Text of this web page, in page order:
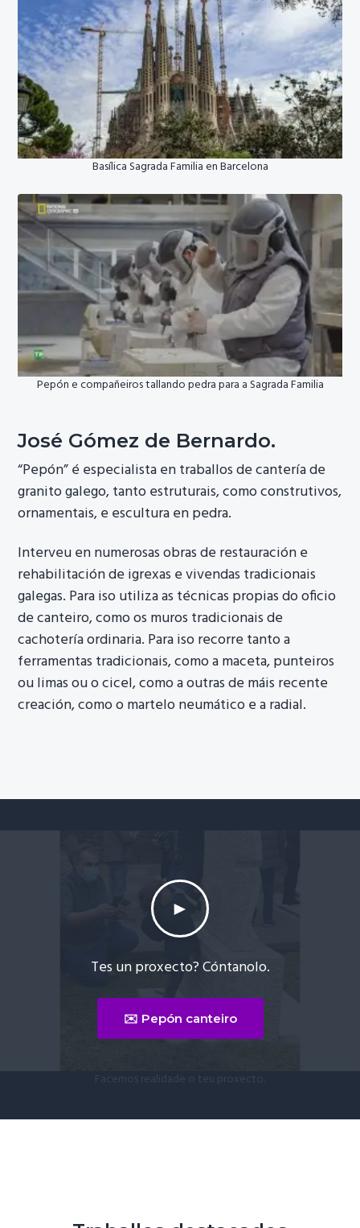
Basílica Sagrada Familia en Barcelona
Pepón e compañeiros tallando pedra para a Sagrada Familia
José Gómez de Bernardo.
“Pepón” é especialista en traballos de cantería de
granito galego, tanto estruturais, como construtivos,
ornamentais, e escultura en pedra.
Interveu en numerosas obras de restauración e
rehabilitación de igrexas e vivendas tradicionais
galegas. Para iso utiliza as técnicas propias do oficio
de canteiro, como os muros tradicionais de
cachotería ordinaria. Para iso recorre tanto a
ferramentas tradicionais, como a maceta, punteiros
ou limas ou o cicel, como a outras de máis recente
creación, como o martelo neumático e a radial.
►
Tes un proxecto? Cóntanolo.
✉️ Pepón canteiro